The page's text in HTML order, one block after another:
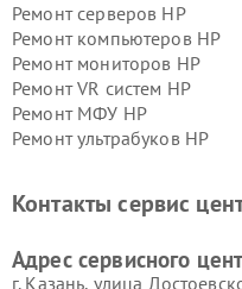
Ремонт серверов HP
Ремонт компьютеров HP
Ремонт мониторов HP
Ремонт VR систем HP
Ремонт МФУ HP
Ремонт ультрабуков HP
Контакты сервис
Адрес сервисного
г. Казань, улица